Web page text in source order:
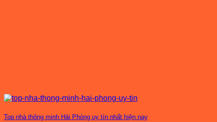
Top nhà thông minh Hải Phòng uy tín nhất hiện nay